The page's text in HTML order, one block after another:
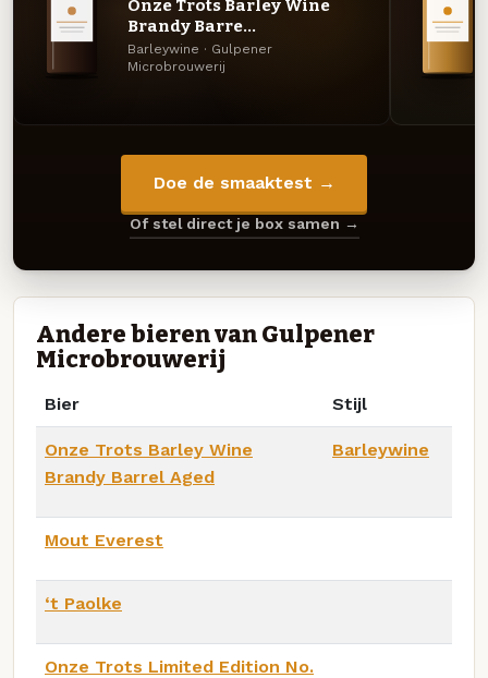
Onze Trots Barley Wine
Brandy Barre...
Barleywine · Gulpener
Microbrouwerij
Doe de smaaktest →
Of stel direct je box samen →
Andere bieren van Gulpener
Microbrouwerij
Bier Stijl
Onze Trots Barley Wine
Brandy Barrel Aged
Barleywine
Mout Everest
‘t Paolke
Onze Trots Limited Edition No.